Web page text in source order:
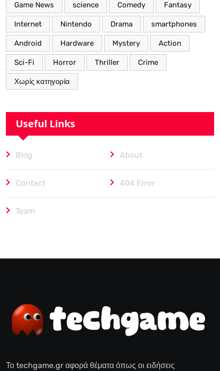
Game News science Comedy Fantasy
Internet Nintendo Drama smartphones
Android Hardware Mystery Action
Sci-Fi Horror Thriller Crime
Χωρίς κατηγορία
Useful Links
Blog About
Contact 404 Error
Team
Το techgame.gr αφορά θέματα όπως οι ειδήσεις